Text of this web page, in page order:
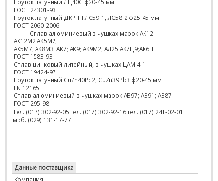
Пруток латунный ЛЦ40С ф20-45 мм
ГОСТ 24301-93
Пруток латунный ДКРНП ЛС59-1, ЛС58-2 ф25-45 мм
ГОСТ 2060-2006
Сплав алюминиевый в чушках марок АК12;
АК12М2;АК5М2;
АК5М7; АК8М3; АК7; АК9; АК9М2; АЛ25.АК7Ц9;АК6Ц
ГОСТ 1583-93
Сплав цинковый литейный, в чушках ЦАМ 4-1
ГОСТ 19424-97
Пруток латунный CuZn40Pb2, CuZn39Pb3 ф20-45 мм
EN 12165
Сплав алюминиевый в чушках марок АВ97; АВ91; АВ87
ГОСТ 295-98
Тел. (017) 302-92-05 тел. (017) 302-92-16 тел. (017) 241-02-01
моб. (029) 131-17-77
Данные поставщика
Компания: